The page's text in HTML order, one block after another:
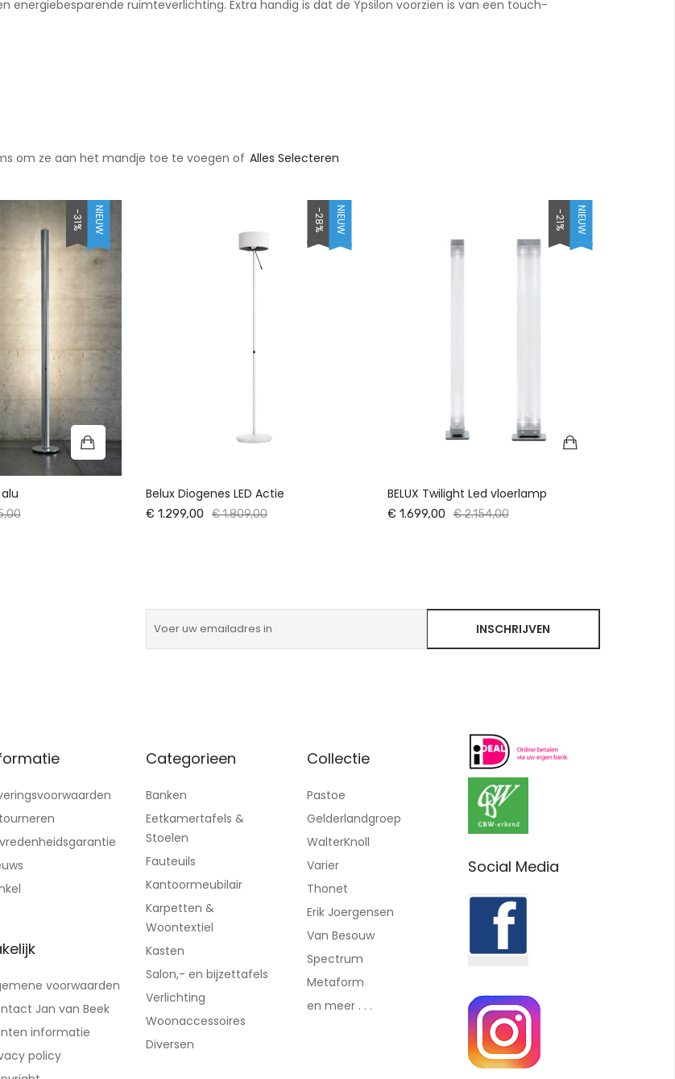
energiebesparende ruimteverlichting. Extra handig is dat de Ypsilon voorzien is van een touch-
om ze aan het mandje toe te voegen of Alles Selecteren
-31% NIEUW -28% NIEUW
Belux Diogenes LED Actie
€ 1.299,00 € 1.809,00
-21% NIEUW
BELUX Twilight Led vloerlamp
€ 1.699,00 € 2.154,00
INSCHRIJVEN
voorwaarden
Jan van Beek
informatie
policy
Categorieen
Banken
Eetkamertafels &
Stoelen
Fauteuils
Kantoormeubilair
Karpetten &
Woontextiel
Kasten
Salon,- en bijzettafels
Verlichting
Woonaccessoires
Diversen
Collectie
Pastoe
Gelderlandgroep
WalterKnoll
Varier
Thonet
Erik Joergensen
Van Besouw
Spectrum
Metaform
en meer . . .
Social Media